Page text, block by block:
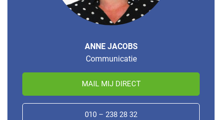
ANNE JACOBS
Communicatie
MAIL MIJ DIRECT
010 – 238 28 32